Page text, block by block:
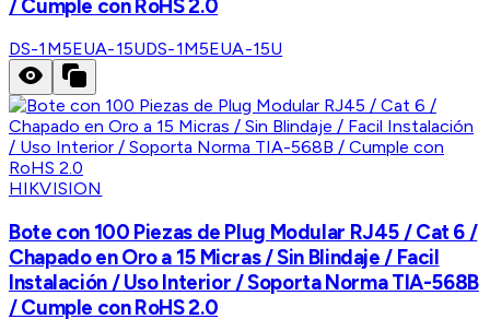
/ Cumple con RoHS 2.0
DS-1M5EUA-15UDS-1M5EUA-15U
HIKVISION
Bote con 100 Piezas de Plug Modular RJ45 / Cat 6 /
Chapado en Oro a 15 Micras / Sin Blindaje / Facil
Instalación / Uso Interior / Soporta Norma TIA-568B
/ Cumple con RoHS 2.0